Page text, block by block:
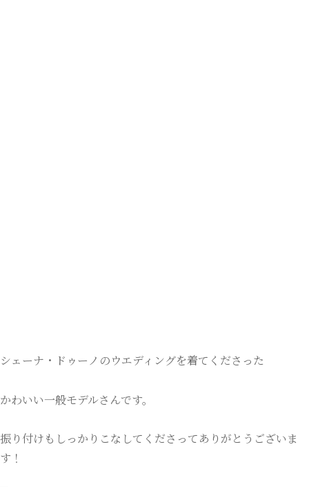
シェーナ・ドゥーノのウエディングを着てくださった
かわいい一般モデルさんです。
振り付けもしっかりこなしてくださってありがとうございま
す！